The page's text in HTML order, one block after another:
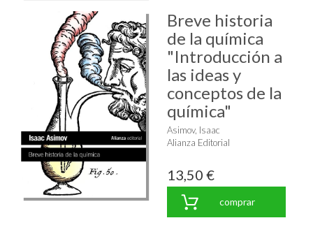
Breve historia
de la química
"Introducción a
las ideas y
conceptos de la
química"
Asimov, Isaac
Alianza Editorial
13,50 €
comprar